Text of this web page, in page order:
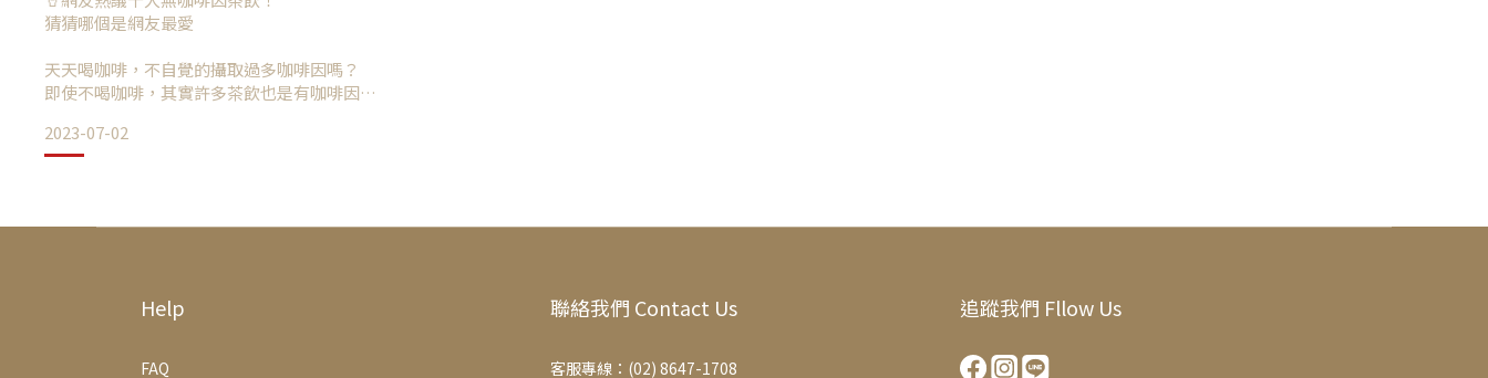
不過也是要提醒金粉們
粽子好吃但也要適量的吃唷！
猜猜哪個是網友最愛
天天喝咖啡，不自覺的攝取過多咖啡因嗎？
即使不喝咖啡，其實許多茶飲也是有咖啡因
好在市面上有越來越多無咖啡因的茶飲可以選擇
盤點網友們討論度最高的十大無咖啡因茶飲！
網友熱議無咖啡因茶飲依序為：
2023-07-02
Help
FAQ
聯絡我們 Contact Us
客服專線：(02) 8647-1708
追蹤我們 Fllow Us